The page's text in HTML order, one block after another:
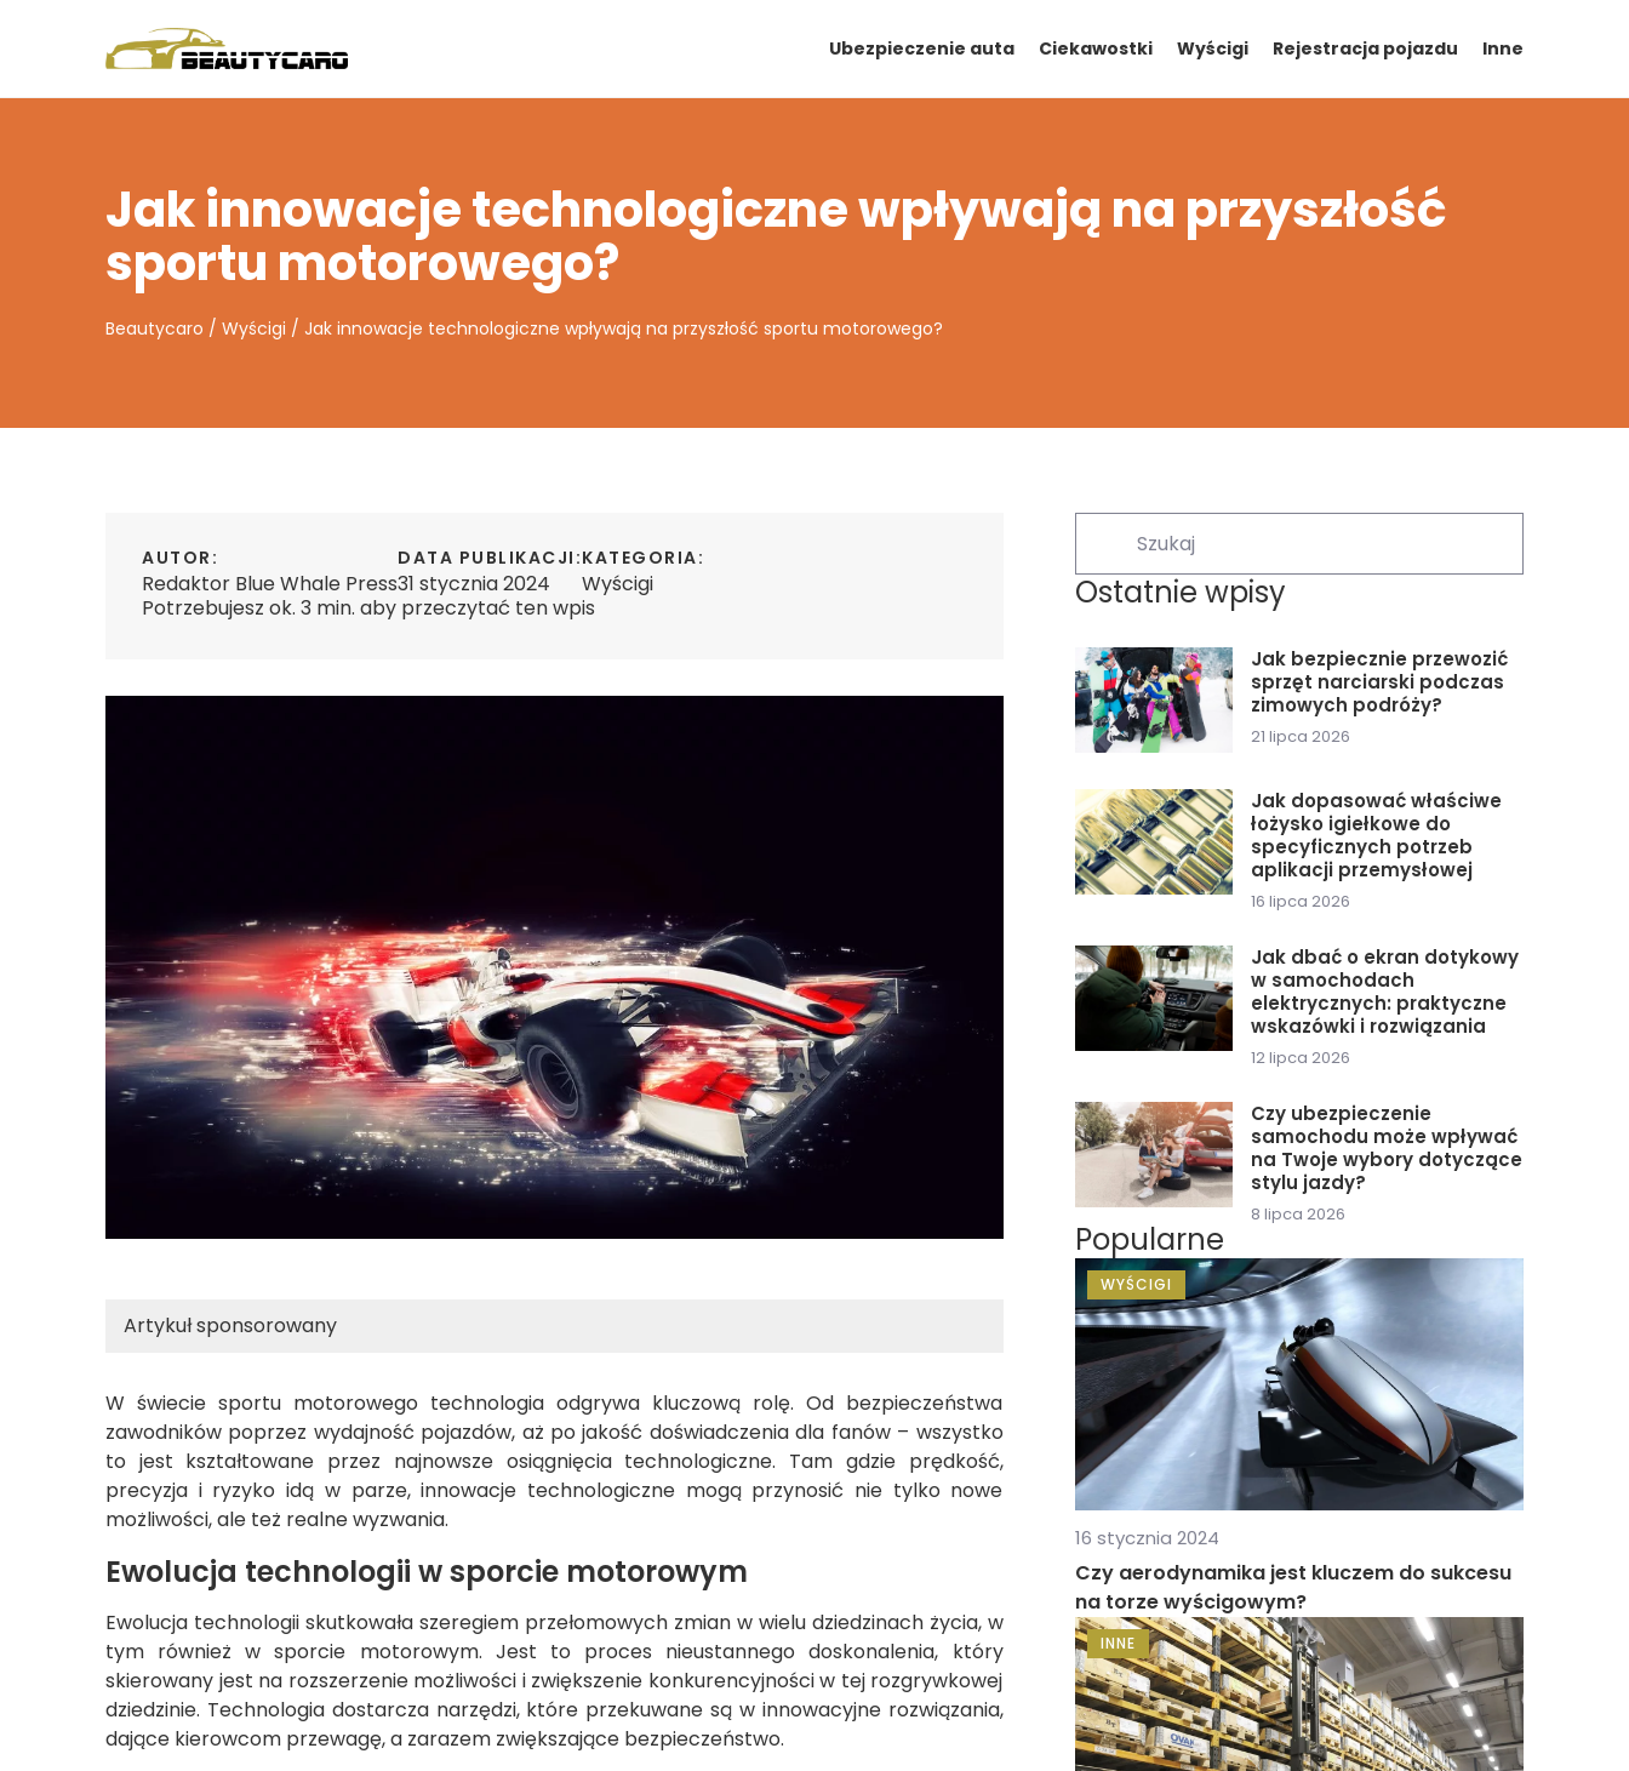
Ubezpieczenie auta Ciekawostki Wyścigi Rejestracja pojazdu Inne
Jak innowacje technologiczne wpływają na przyszłość
sportu motorowego?
Beautycaro / Wyścigi / Jak innowacje technologiczne wpływają na przyszłość sportu motorowego?
AUTOR:
Redaktor Blue Whale Press
DATA PUBLIKACJI:
31 stycznia 2024
KATEGORIA:
Wyścigi
Potrzebujesz ok. 3 min. aby przeczytać ten wpis
Artykuł sponsorowany
W świecie sportu motorowego technologia odgrywa kluczową rolę. Od bezpieczeństwa
zawodników poprzez wydajność pojazdów, aż po jakość doświadczenia dla fanów – wszystko
to jest kształtowane przez najnowsze osiągnięcia technologiczne. Tam gdzie prędkość,
precyzja i ryzyko idą w parze, innowacje technologiczne mogą przynosić nie tylko nowe
możliwości, ale też realne wyzwania.
Ewolucja technologii w sporcie motorowym
Ewolucja technologii skutkowała szeregiem przełomowych zmian w wielu dziedzinach życia, w
tym również w sporcie motorowym. Jest to proces nieustannego doskonalenia, który
skierowany jest na rozszerzenie możliwości i zwiększenie konkurencyjności w tej rozgrywkowej
dziedzinie. Technologia dostarcza narzędzi, które przekuwane są w innowacyjne rozwiązania,
dające kierowcom przewagę, a zarazem zwiększające bezpieczeństwo.
Ostatnie wpisy
Jak bezpiecznie przewozić
sprzęt narciarski podczas
zimowych podróży?
21 lipca 2026
Jak dopasować właściwe
łożysko igiełkowe do
specyficznych potrzeb
aplikacji przemysłowej
16 lipca 2026
Jak dbać o ekran dotykowy
w samochodach
elektrycznych: praktyczne
wskazówki i rozwiązania
12 lipca 2026
Czy ubezpieczenie
samochodu może wpływać
na Twoje wybory dotyczące
stylu jazdy?
8 lipca 2026
Popularne
WYŚCIGI
16 stycznia 2024
Czy aerodynamika jest kluczem do sukcesu
na torze wyścigowym?
INNE